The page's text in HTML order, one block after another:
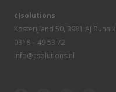
c)solutions
Kosterijland 50, 3981 AJ Bunnik
0318 – 49 53 72
info@csolutions.nl